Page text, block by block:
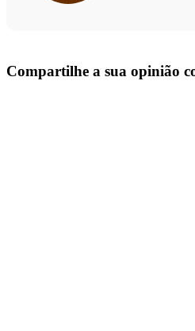
Compartilhe a sua opinião